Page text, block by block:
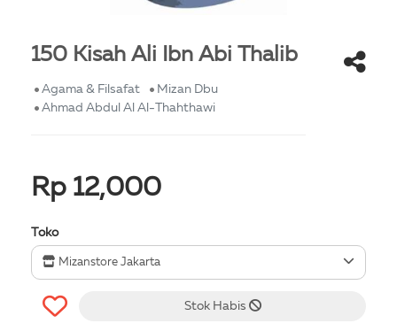
150 Kisah Ali Ibn Abi Thalib
Agama & Filsafat
Mizan Dbu
Ahmad Abdul Al Al-Thahthawi
Rp 12,000
Toko
Mizanstore Jakarta
Stok Habis